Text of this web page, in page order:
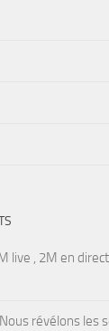
live , 2M en
Nous révélons les